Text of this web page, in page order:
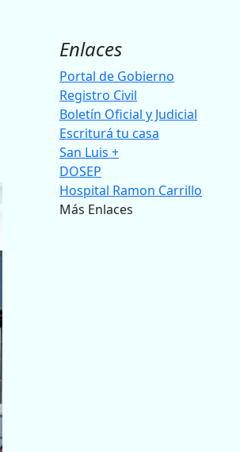
Enlaces
Portal de Gobierno
Registro Civil
Boletín Oficial y Judicial
Escriturá tu casa
San Luis +
DOSEP
Hospital Ramon Carrillo
Más Enlaces